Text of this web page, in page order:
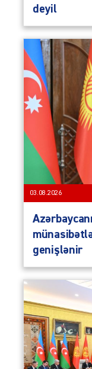
deyil
03.08.2026
genişlənir